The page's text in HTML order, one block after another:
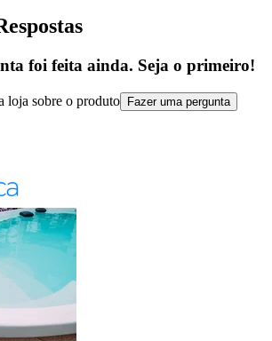
foi feita ainda. Seja o primeiro!
loja sobre o produto Fazer uma pergunta